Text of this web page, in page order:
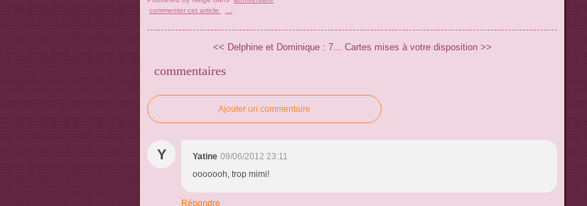
commenter cet article
<< Delphine et Dominique : 7... Cartes mises à votre disposition >>
commentaires
Ajouter un commentaire
Y Yatine 09/06/2012 23:11
ooooooh, trop mimi!
Répondre